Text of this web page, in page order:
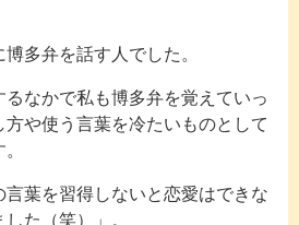
多弁を話す人でした。
なかで私も博多弁を覚えていっ
や使う言葉を冷たいものとして
葉を習得しないと恋愛はできな
た（笑）」。